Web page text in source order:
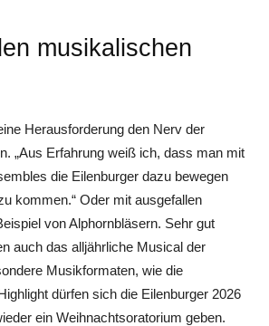
musikalischen
­Herausforderung den Nerv der
„Aus Erfahrung weiß ich, dass man mit
die Eilenburger dazu bewegen
kommen.“ Oder mit ausgefallen
von Alphornbläsern. Sehr gut
auch das alljährliche Musical der
Musikformaten, wie die
dürfen sich die Eilenburger 2026
ein Weihnachtsoratorium geben.